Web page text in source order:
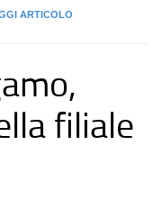
ARTICOLO
filiale